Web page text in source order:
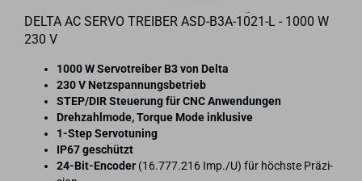
DELTA AC SERVO TREI­BER ASD-​B3A-​1021-L - 1000 W
230 V
1000 W Ser­vo­trei­ber B3 von Delta
230 V Netz­span­nungs­be­trieb
STEP/DIR Steue­rung für CNC An­wen­dun­gen
Dreh­zahl­mo­de, Tor­que Mode in­klu­si­ve
1-​Step Ser­vo­tu­ning
IP67 ge­schützt
24-​Bit-Encoder (16.777.216 Imp./U) für höchs­te Prä­zi­